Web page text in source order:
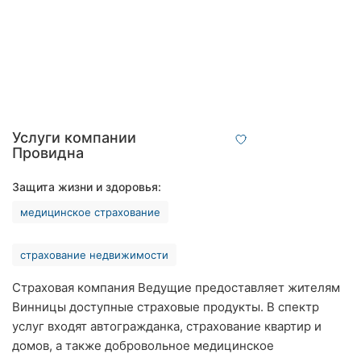
Хмельницкий
Ровно
Кропивницкий
Киев
Харьков
Услуги компании
Провидна
Защита жизни и здоровья:
медицинское страхование
страхование недвижимости
Страховая компания Ведущие предоставляет жителям
Винницы доступные страховые продукты. В спектр
услуг входят автогражданка, страхование квартир и
домов, а также добровольное медицинское